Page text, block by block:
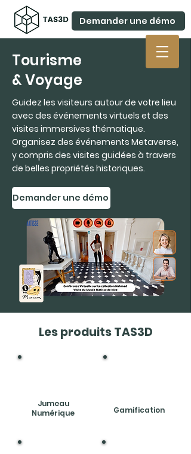
Demander une démo
Tourisme
& Voyage
Guidez les visiteurs autour de votre lieu
avec des événements virtuels et des
visites immersives thématique.
Organisez des événements Metaverse,
y compris des visites guidées à travers
de belles propriétés historiques.
Demander une démo
Les produits TAS3D
Jumeau
Numérique
Gamification